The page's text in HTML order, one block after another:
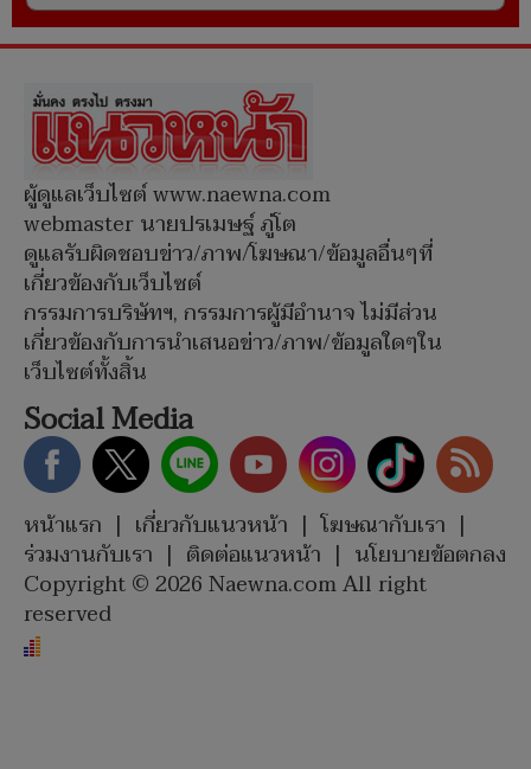
ผู้ดูแลเว็บไซต์ www.naewna.com
webmaster นายปรเมษฐ์ ภู่โต
ดูแลรับผิดชอบข่าว/ภาพ/โฆษณา/ข้อมูลอื่นๆที่
เกี่ยวข้องกับเว็บไซต์
กรรมการบริษัทฯ, กรรมการผู้มีอำนาจ ไม่มีส่วน
เกี่ยวข้องกับการนำเสนอข่าว/ภาพ/ข้อมูลใดๆใน
เว็บไซต์ทั้งสิ้น
Social Media
หน้าแรก | เกี่ยวกับแนวหน้า | โฆษณากับเรา |
ร่วมงานกับเรา | ติดต่อแนวหน้า | นโยบายข้อตกลง
Copyright © 2026 Naewna.com All right
reserved